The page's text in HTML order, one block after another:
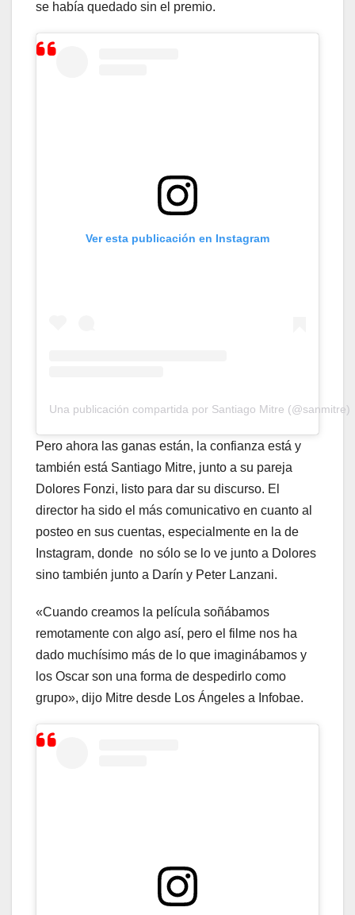
se había quedado sin el premio.
Ver esta publicación en Instagram
Una publicación compartida por Santiago Mitre (@sanmitre)
Pero ahora las ganas están, la confianza está y
también está Santiago Mitre, junto a su pareja
Dolores Fonzi, listo para dar su discurso. El
director ha sido el más comunicativo en cuanto al
posteo en sus cuentas, especialmente en la de
Instagram, donde no sólo se lo ve junto a Dolores
sino también junto a Darín y Peter Lanzani.
«Cuando creamos la película soñábamos
remotamente con algo así, pero el filme nos ha
dado muchísimo más de lo que imaginábamos y
los Oscar son una forma de despedirlo como
grupo», dijo Mitre desde Los Ángeles a Infobae.